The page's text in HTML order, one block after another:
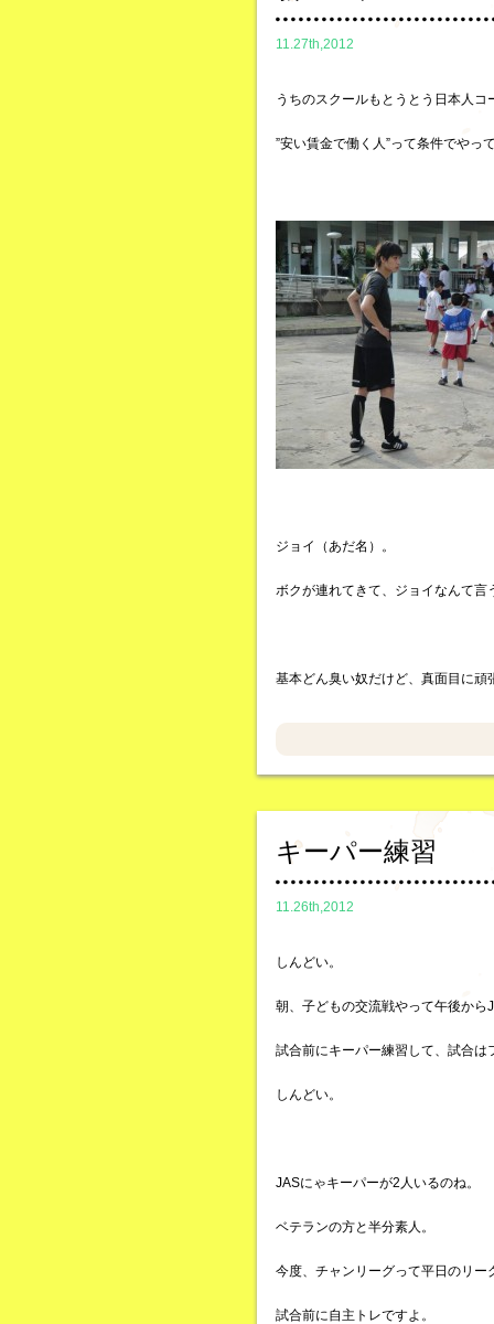
11.27th,2012
うちのスクールもとうとう日本人コ
”安い賃金で働く人”って条件でやっ
ジョイ（あだ名）。
ボクが連れてきて、ジョイなんて
基本どん臭い奴だけど、真面目に
キーパー練習
11.26th,2012
しんどい。
朝、子どもの交流戦やって午後から
試合前にキーパー練習して、試合は
しんどい。
JASにゃキーパーが2人いるのね。
ベテランの方と半分素人。
今度、チャンリーグって平日のリー
試合前に自主トレですよ。